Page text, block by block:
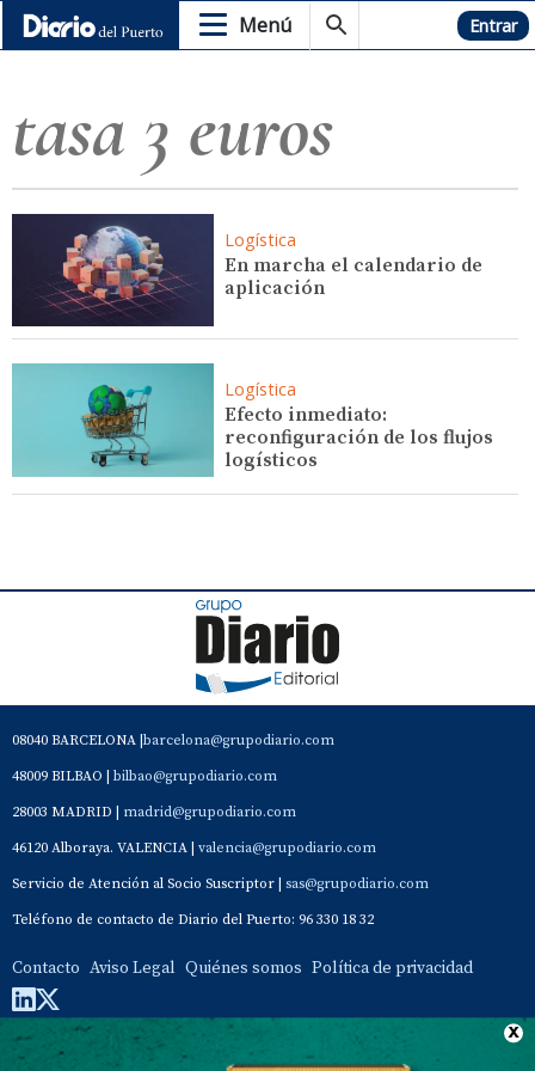
Menú Hemeroteca Entrar
tasa 3 euros
Logística
En marcha el calendario de
aplicación
Logística
Efecto inmediato:
reconfiguración de los flujos
logísticos
08040 BARCELONA | barcelona@grupodiario.com
48009 BILBAO | bilbao@grupodiario.com
28003 MADRID | madrid@grupodiario.com
46120 Alboraya. VALENCIA | valencia@grupodiario.com
Servicio de Atención al Socio Suscriptor | sas@grupodiario.com
Teléfono de contacto de Diario del Puerto: 96 330 18 32
Contacto Aviso Legal Quiénes somos Política de privacidad